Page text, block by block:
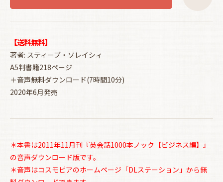
【送料無料】
著者: スティーブ・ソレイシィ
A5判書籍218ページ
＋音声無料ダウンロード(7時間10分)
2020年6月発売
＊本書は2011年11月刊『英会話1000本ノック【ビジネス編】』
の音声ダウンロード版です。
＊音声はコスモピアのホームページ「DLステーション」から無